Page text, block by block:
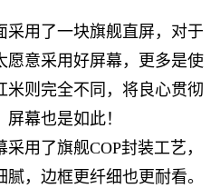
采用了一块旗舰直屏，对于
愿意采用好屏幕，更多是使
米则完全不同，将良心贯彻
幕也是如此！
采用了旗舰COP封装工艺，
，边框更纤细也更耐看。